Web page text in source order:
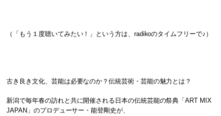
（「もう１度聴いてみたい！」という方は、radikoのタイムフリーで♪）
古き良き文化、芸能は必要なのか？伝統芸術・芸能の魅力とは？
新潟で毎年春の訪れと共に開催される日本の伝統芸能の祭典「ART MIX
JAPAN」のプロデューサー・能登剛史が、